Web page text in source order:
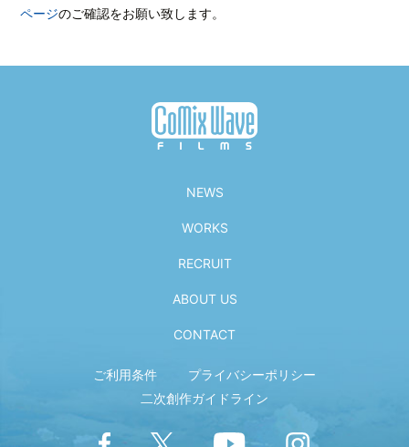
ページのご確認をお願い致します。
NEWS
WORKS
RECRUIT
ABOUT US
CONTACT
ご利用条件
プライバシーポリシー
二次創作ガイドライン